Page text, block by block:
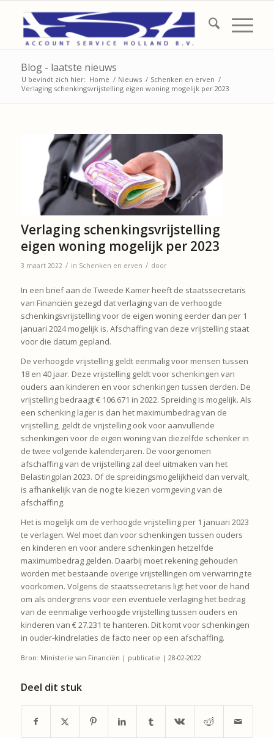
Blog - laatste nieuws
U bevindt zich hier: Home / Nieuws / Schenken en erven /
Verlaging schenkingsvrijstelling eigen woning mogelijk per 2023
Verlaging schenkingsvrijstelling
eigen woning mogelijk per 2023
3 maart 2022 / in Schenken en erven / door
In een brief aan de Tweede Kamer heeft de staatssecretaris
van Financiën gezegd dat verlaging van de verhoogde
schenkingsvrijstelling voor de eigen woning eerder dan per 1
januari 2024 mogelijk is. Afschaffing van deze vrijstelling staat
voor die datum gepland.
De verhoogde vrijstelling geldt eenmalig voor mensen tussen
18 en 40 jaar. Deze vrijstelling geldt voor schenkingen van
ouders aan kinderen en voor schenkingen tussen derden. De
vrijstelling bedraagt € 106.671 in 2022. Spreiding is mogelijk. Als
een schenking lager is dan het maximumbedrag van de
vrijstelling, geldt de vrijstelling ook voor aanvullende
schenkingen voor de eigen woning van diezelfde schenker in
de twee volgende kalenderjaren. De voorgenomen
afschaffing van de vrijstelling zal deel uitmaken van het
Belastingplan 2023. Of de spreidingsmogelijkheid dan vervalt,
is afhankelijk van de nog te kiezen vormgeving van de
afschaffing.
Het is mogelijk om de verhoogde vrijstelling per 1 januari 2023
te verlagen. Wel moet dan voor schenkingen tussen ouders
en kinderen en voor andere schenkingen hetzelfde
maximumbedrag gelden. Daarbij moet rekening gehouden
worden met bestaande overige vrijstellingen om verwarring te
voorkomen. Volgens de staatssecretaris ligt het voor de hand
om als ondergrens voor een eventuele verlaging het bedrag
van de eenmalige verhoogde vrijstelling tussen ouders en
kinderen van € 27.231 te hanteren. Dit komt voor schenkingen
in ouder-kindrelaties de facto neer op een afschaffing.
Bron: Ministerie van Financiën | publicatie | 28-02-2022
Deel dit stuk